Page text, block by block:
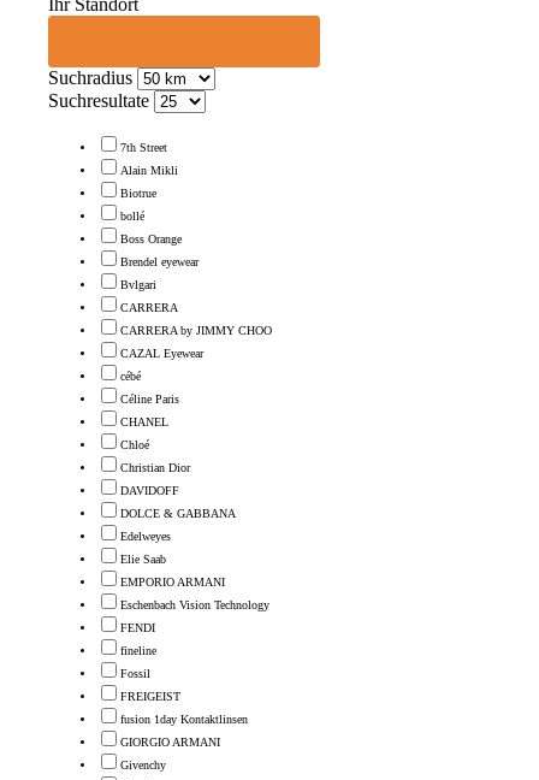
Ihr Standort
Suchradius
Suchresultate
7th Street
Alain Mikli
Biotrue
bollé
Boss Orange
Brendel eyewear
Bvlgari
CARRERA
CARRERA by JIMMY CHOO
CAZAL Eyewear
cébé
Céline Paris
CHANEL
Chloé
Christian Dior
DAVIDOFF
DOLCE & GABBANA
Edelweyes
Elie Saab
EMPORIO ARMANI
Eschenbach Vision Technology
FENDI
fineline
Fossil
FREIGEIST
fusion 1day Kontaktlinsen
GIORGIO ARMANI
Givenchy